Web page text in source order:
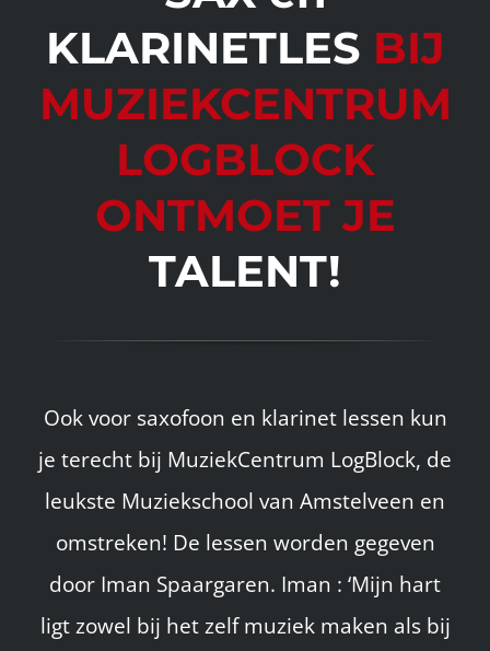
KLARINETLES BIJ
MUZIEKCENTRUM
LOGBLOCK
ONTMOET JE
TALENT!
Ook voor saxofoon en klarinet lessen kun
je terecht bij MuziekCentrum LogBlock, de
leukste Muziekschool van Amstelveen en
omstreken! De lessen worden gegeven
door Iman Spaargaren. Iman : ‘Mijn hart
ligt zowel bij het zelf muziek maken als bij